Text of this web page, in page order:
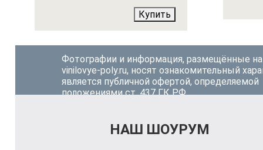
Купить
Фотографии и информация, размещённые на
vinilovye-poly.ru, носят ознакомительный
является публичной офертой, определяемой
положениями ст. 437 ГК РФ.
НАШ ШОУРУМ